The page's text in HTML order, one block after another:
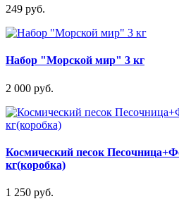
249 руб.
Набор "Морской мир" 3 кг
2 000 руб.
Космический песок
кг(коробка)
1 250 руб.